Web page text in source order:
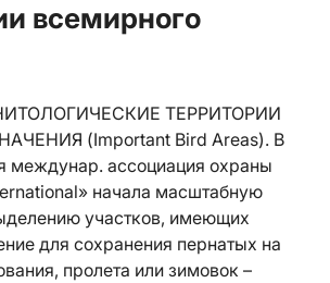
всемирного
ТЕРРИТОРИИ
(Important Bird Areas). В
междунар. ассоциация охраны
начала масштабную
участков, имеющих
для сохранения пернатых на
пролета или зимовок –